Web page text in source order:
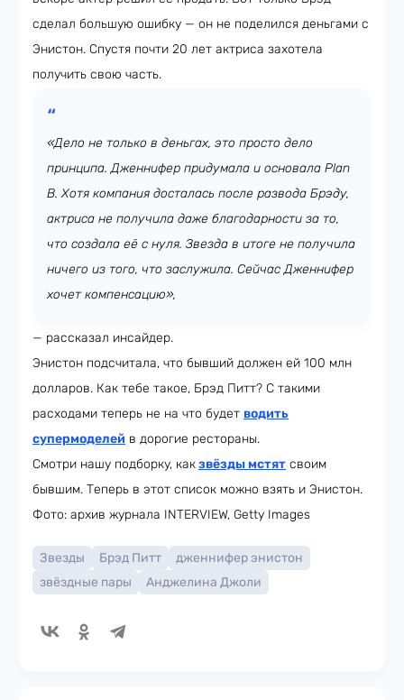
сделал большую ошибку — он не поделился деньгами с
Энистон. Спустя почти 20 лет актриса захотела
получить свою часть.
«Дело не только в деньгах, это просто дело
принципа. Дженнифер придумала и основала Plan
B. Хотя компания досталась после развода Брэду,
актриса не получила даже благодарности за то,
что создала её с нуля. Звезда в итоге не получила
ничего из того, что заслужила. Сейчас Дженнифер
хочет компенсацию»,
— рассказал инсайдер.
Энистон подсчитала, что бывший должен ей 100 млн
долларов. Как тебе такое, Брэд Питт? С такими
расходами теперь не на что будет водить
супермоделей в дорогие рестораны.
Смотри нашу подборку, какзвёзды мстят своим
бывшим. Теперь в этот список можно взять и Энистон.
Фото: архив журнала INTERVIEW, Getty Images
Звезды Брэд Питт
дженнифер энистон
звёздные пары
Анджелина Джоли